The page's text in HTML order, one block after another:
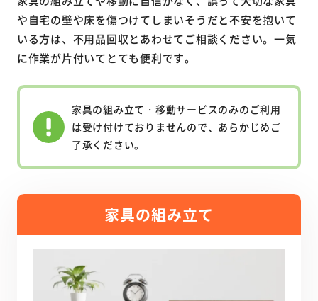
や自宅の壁や床を傷つけてしまいそうだと不安を抱いて
いる方は、不用品回収とあわせてご相談ください。一気
に作業が片付いてとても便利です。
家具の組み立て・移動サービスのみのご利用
は受け付けておりませんので、 あらかじめご
了承ください。
家具の組み立て